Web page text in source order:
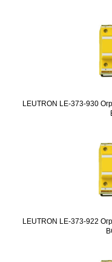
LEUTRON LE-373-930
LEUTRON LE-373-922